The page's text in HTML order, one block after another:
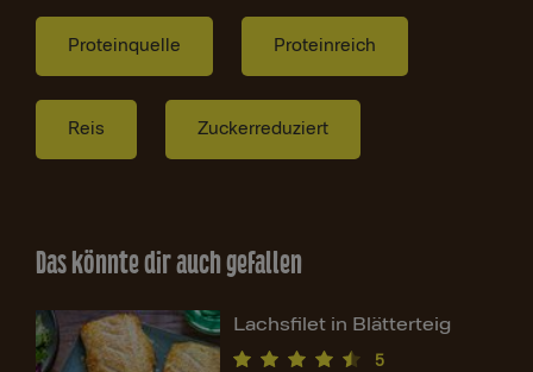
Proteinquelle Proteinreich
Reis Zuckerreduziert
Das könnte dir auch gefallen
Lachsfilet in Blätterteig
5